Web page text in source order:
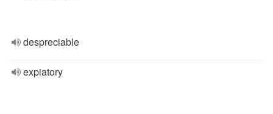
despreciable
expiatory